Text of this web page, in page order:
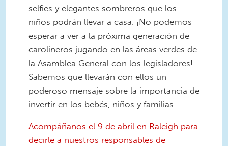
selfies y elegantes sombreros que los
niños podrán llevar a casa. ¡No podemos
esperar a ver a la próxima generación de
carolineros jugando en las áreas verdes de
la Asamblea General con los legisladores!
Sabemos que llevarán con ellos un
poderoso mensaje sobre la importancia de
invertir en los bebés, niños y familias.
Acompáñanos el 9 de abril en Raleigh para
decirle a nuestros responsables de